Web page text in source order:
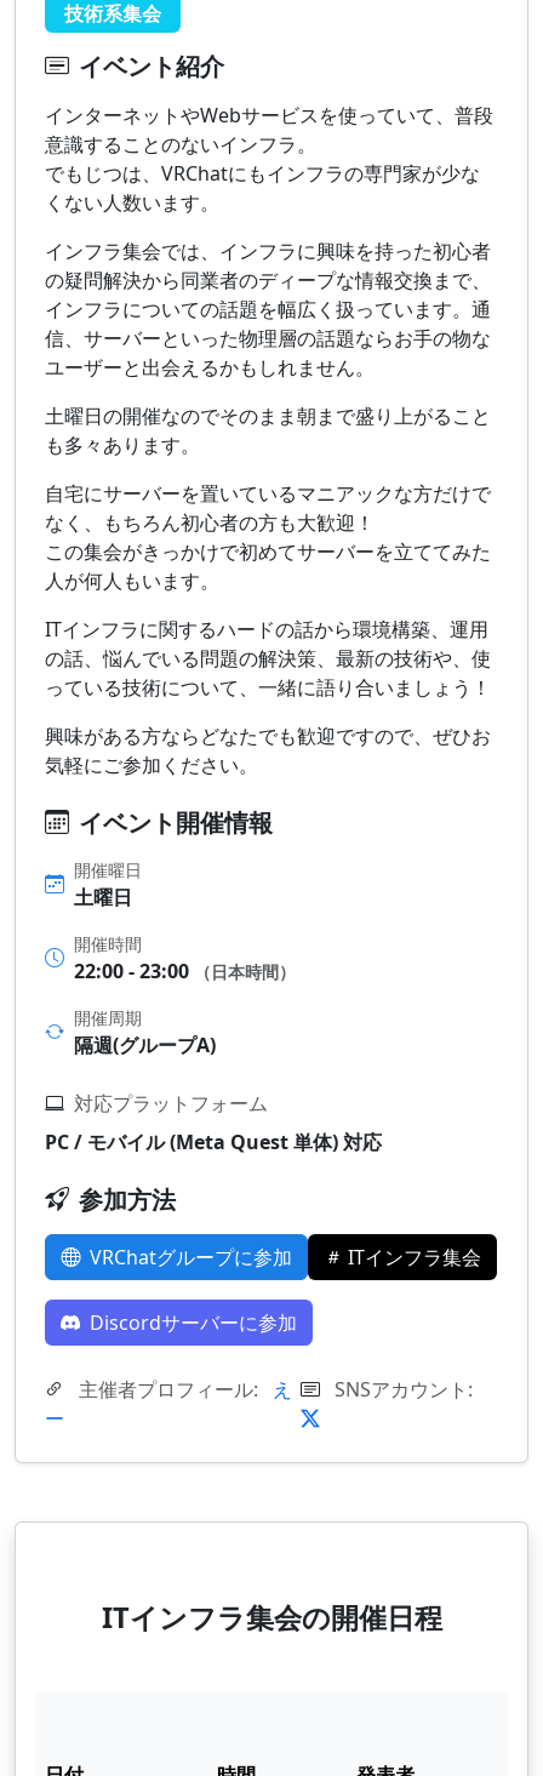
技術系集会
イベント紹介
インターネットやWebサービスを使っていて、普段
意識することのないインフラ。
でもじつは、VRChatにもインフラの専門家が少な
くない人数います。
インフラ集会では、インフラに興味を持った初心者
の疑問解決から同業者のディープな情報交換まで、
インフラについての話題を幅広く扱っています。通
信、サーバーといった物理層の話題ならお手の物な
ユーザーと出会えるかもしれません。
土曜日の開催なのでそのまま朝まで盛り上がること
も多々あります。
自宅にサーバーを置いているマニアックな方だけで
なく、もちろん初心者の方も大歓迎！
この集会がきっかけで初めてサーバーを立ててみた
人が何人もいます。
ITインフラに関するハードの話から環境構築、運用
の話、悩んでいる問題の解決策、最新の技術や、使
っている技術について、一緒に語り合いましょう！
興味がある方ならどなたでも歓迎ですので、ぜひお
気軽にご参加ください。
イベント開催情報
開催曜日
土曜日
開催時間
22:00 - 23:00
（日本時間）
開催周期
隔週(グループA)
対応プラットフォーム
PC / モバイル (Meta Quest 単体) 対応
参加方法
VRChatグループに参加 ITインフラ集会
Discordサーバーに参加
主催者プロフィール:
え
ー
SNSアカウント:
ITインフラ集会の開催日程